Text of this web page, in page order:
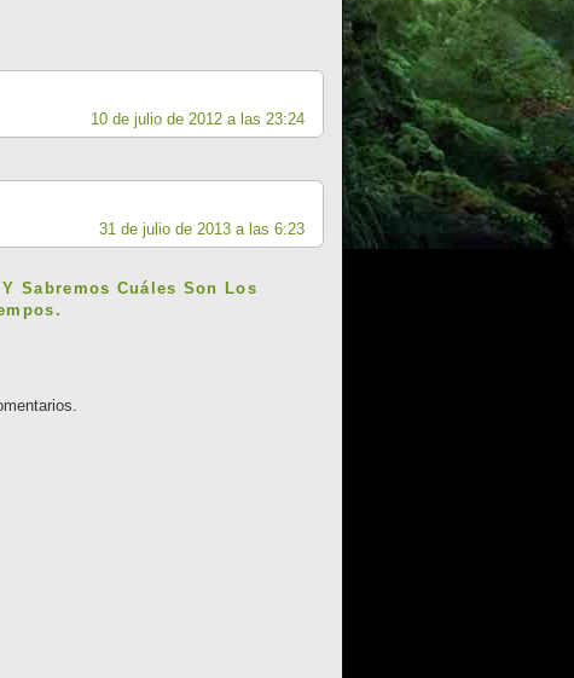
10 de julio de 2012 a las 23:24
31 de julio de 2013 a las 6:23
Sabremos Cuáles Son Los